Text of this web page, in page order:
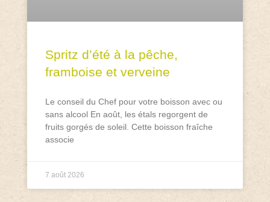
Spritz d’été à la pêche,
framboise et verveine
Le conseil du Chef pour votre boisson avec ou
sans alcool En août, les étals regorgent de
fruits gorgés de soleil. Cette boisson fraîche
associe
7 août 2026